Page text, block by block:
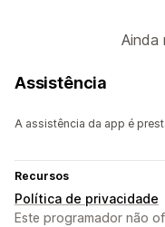
Ainda
Assistência
A assistência da app é
Recursos
Política de privacidade
Este programador não